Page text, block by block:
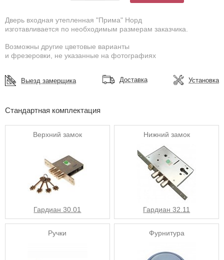
Дверь входная утепленная "Прима" Норд
изготавливается по необходимым размерам заказчика.
Возможны другие цветовые варианты
и фрезеровки, не указанные на фотографиях
Выезд замерщика Доставка Установка
Стандартная комплектация
Верхний замок
Гардиан 30.01
Нижний замок
Гардиан 32.11
Ручки Фурнитура